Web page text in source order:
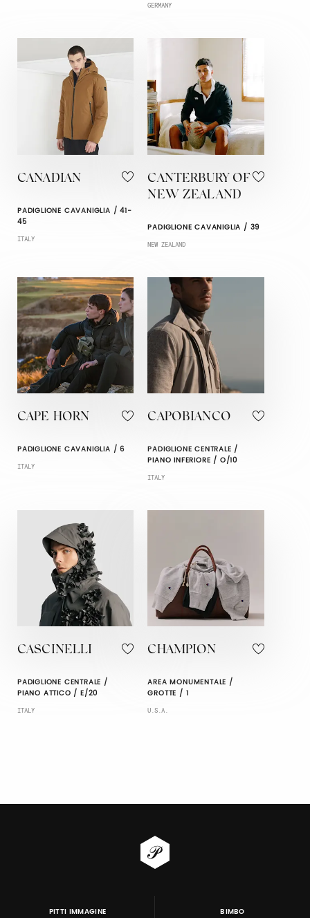
GERMANY
CANADIAN
PADIGLIONE CAVANIGLIA / 41-
45
ITALY
CANTERBURY OF
NEW ZEALAND
PADIGLIONE CAVANIGLIA / 39
NEW ZEALAND
CAPE HORN
PADIGLIONE CAVANIGLIA / 6
ITALY
CAPOBIANCO
PADIGLIONE CENTRALE /
PIANO INFERIORE / O/10
ITALY
CASCINELLI
PADIGLIONE CENTRALE /
PIANO ATTICO / E/20
ITALY
CHAMPION
AREA MONUMENTALE /
GROTTE / 1
U.S.A.
PITTI IMMAGINE BIMBO